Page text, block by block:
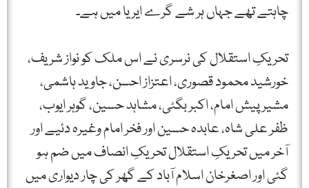
چاہتے تھے جہاں ہر شے گرے ایریا میں ہے۔
تحریکِ استقلال کی نرسری نے اس ملک کو نواز شریف،
خورشید محمود قصوری، اعتزاز احسن، جاوید ہاشمی،
مشیر پیش امام، اکبر بگٹی، مشاہد حسین، گوہر ایوب،
ظفر علی شاہ، عابدہ حسین اور فخر امام وغیرہ دئیے اور
آخر میں تحریکِ استقلال تحریکِ انصاف میں ضم ہو
گئی اور اصغرخان اسلام آباد کے گھر کی چار دیواری میں